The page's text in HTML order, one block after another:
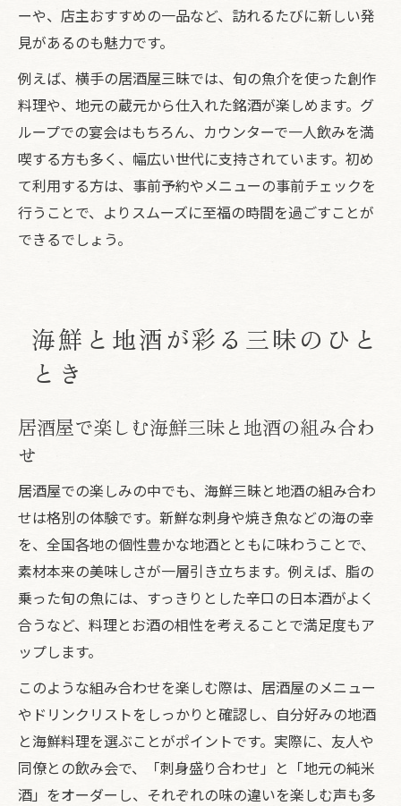
ーや、店主おすすめの一品など、訪れるたびに新しい発
見があるのも魅力です。
例えば、横手の居酒屋三昧では、旬の魚介を使った創作
料理や、地元の蔵元から仕入れた銘酒が楽しめます。グ
ループでの宴会はもちろん、カウンターで一人飲みを満
喫する方も多く、幅広い世代に支持されています。初め
て利用する方は、事前予約やメニューの事前チェックを
行うことで、よりスムーズに至福の時間を過ごすことが
できるでしょう。
海鮮と地酒が彩る三昧のひと
とき
居酒屋で楽しむ海鮮三昧と地酒の組み合わ
せ
居酒屋での楽しみの中でも、海鮮三昧と地酒の組み合わ
せは格別の体験です。新鮮な刺身や焼き魚などの海の幸
を、全国各地の個性豊かな地酒とともに味わうことで、
素材本来の美味しさが一層引き立ちます。例えば、脂の
乗った旬の魚には、すっきりとした辛口の日本酒がよく
合うなど、料理とお酒の相性を考えることで満足度もア
ップします。
このような組み合わせを楽しむ際は、居酒屋のメニュー
やドリンクリストをしっかりと確認し、自分好みの地酒
と海鮮料理を選ぶことがポイントです。実際に、友人や
同僚との飲み会で、「刺身盛り合わせ」と「地元の純米
酒」をオーダーし、それぞれの味の違いを楽しむ声も多